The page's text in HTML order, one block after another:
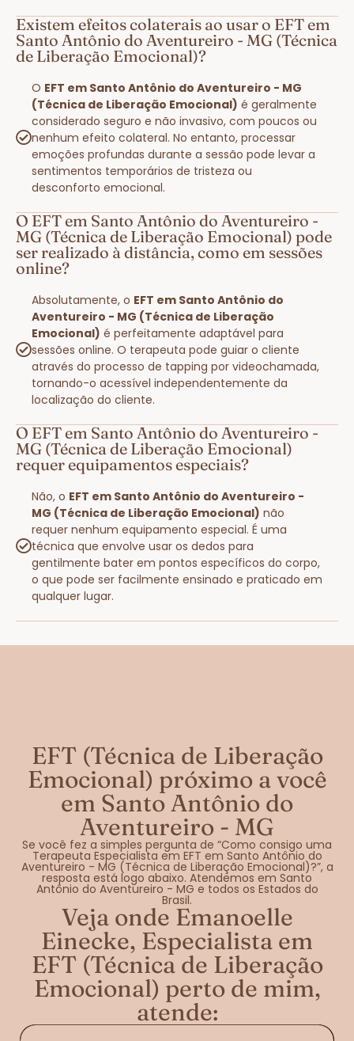
Existem efeitos colaterais ao usar o EFT em
Santo Antônio do Aventureiro - MG (Técnica
de Liberação Emocional)?
O EFT em Santo Antônio do Aventureiro - MG
(Técnica de Liberação Emocional) é geralmente
considerado seguro e não invasivo, com poucos ou
nenhum efeito colateral. No entanto, processar
emoções profundas durante a sessão pode levar a
sentimentos temporários de tristeza ou
desconforto emocional.
O EFT em Santo Antônio do Aventureiro -
MG (Técnica de Liberação Emocional) pode
ser realizado à distância, como em sessões
online?
Absolutamente, o EFT em Santo Antônio do
Aventureiro - MG (Técnica de Liberação
Emocional) é perfeitamente adaptável para
sessões online. O terapeuta pode guiar o cliente
através do processo de tapping por videochamada,
tornando-o acessível independentemente da
localização do cliente.
O EFT em Santo Antônio do Aventureiro -
MG (Técnica de Liberação Emocional)
requer equipamentos especiais?
Não, o EFT em Santo Antônio do Aventureiro -
MG (Técnica de Liberação Emocional) não
requer nenhum equipamento especial. É uma
técnica que envolve usar os dedos para
gentilmente bater em pontos específicos do corpo,
o que pode ser facilmente ensinado e praticado em
qualquer lugar.
EFT (Técnica de Liberação
Emocional) próximo a você
em Santo Antônio do
Aventureiro - MG
Se você fez a simples pergunta de “Como consigo uma
Terapeuta Especialista em EFT em Santo Antônio do
Aventureiro - MG (Técnica de Liberação Emocional)?”, a
resposta está logo abaixo. Atendemos em Santo
Antônio do Aventureiro - MG e todos os Estados do
Brasil.
Veja onde Emanoelle
Einecke, Especialista em
EFT (Técnica de Liberação
Emocional) perto de mim,
atende: